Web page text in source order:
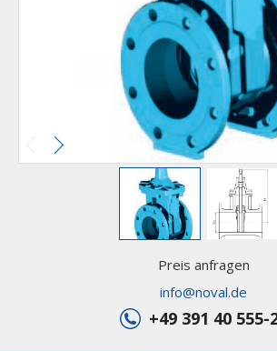
Preis anfragen
info@noval.de
+49 391 40 555-